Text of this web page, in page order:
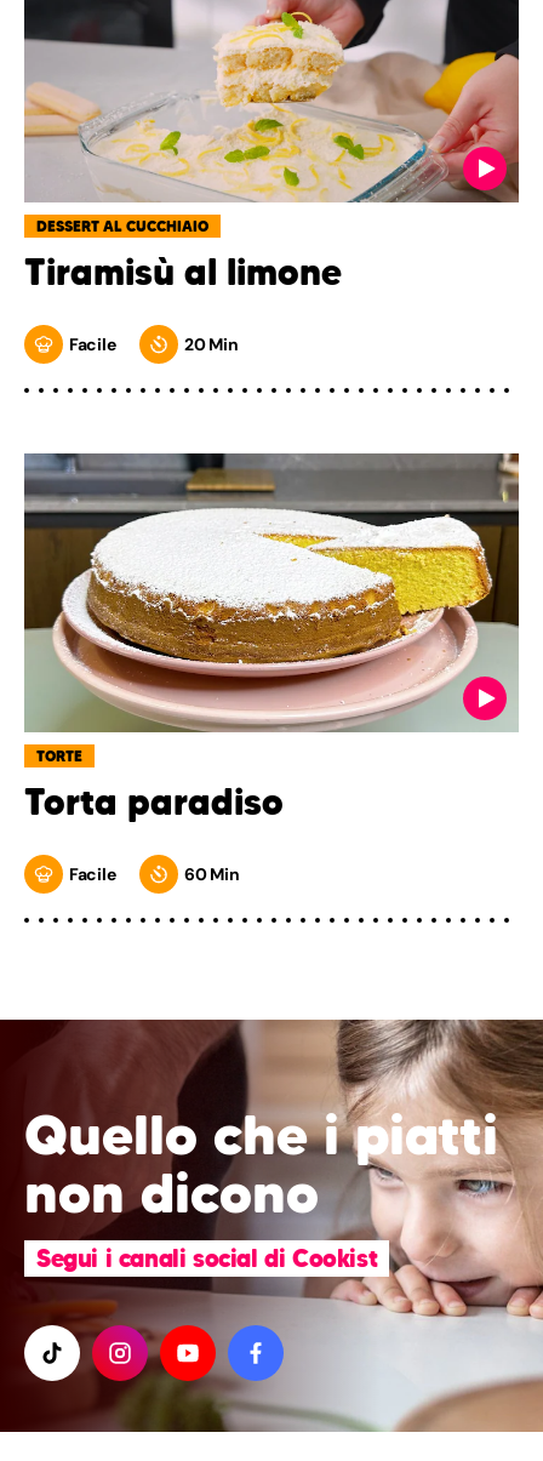
DESSERT AL CUCCHIAIO
Tiramisù al limone
Facile 20 Min
TORTE
Torta paradiso
Facile 60 Min
Quello che i piatti
non dicono
Segui i canali social di Cookist